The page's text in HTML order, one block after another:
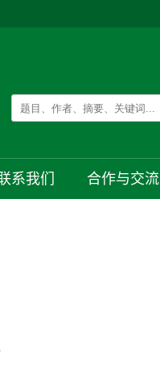
系我们 合作与交流